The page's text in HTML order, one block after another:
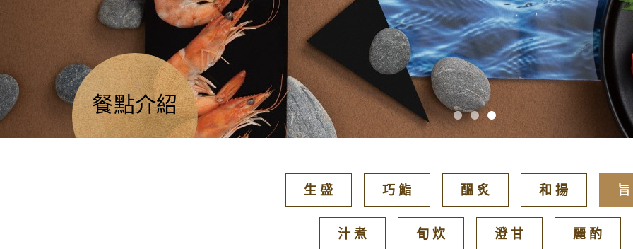
餐點介紹
生 盛 巧 鮨 醞 炙 和 揚
汁 煮 旬 炊 澄 甘 麗 酌